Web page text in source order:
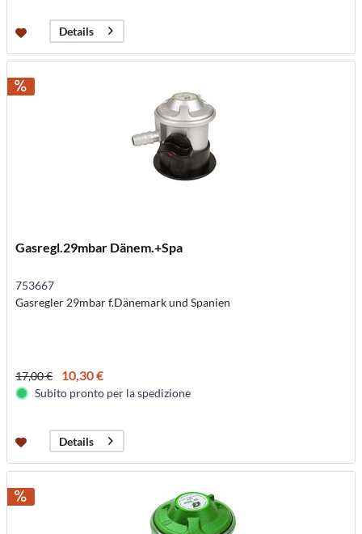
Details
Gasregl.29mbar Dänem.+Spa
753667
Gasregler 29mbar f.Dänemark und Spanien
17,00 € 10,30 €
Subito pronto per la spedizione
Details